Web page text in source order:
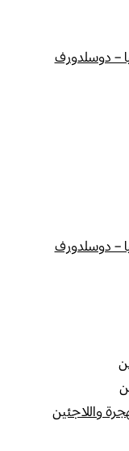
– دوسلدورف
– دوسلدورف